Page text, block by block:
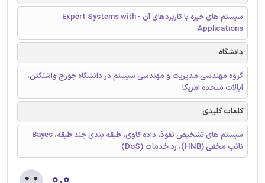
سیستم های خبره با کاربردهای آن - Expert Systems with
Applications
دانشگاه
گروه مهندسی مدیریت و مهندسی سیستم در دانشگاه جورج واشنگتن،
ایالات متحده آمریکا
کلمات کلیدی
سیستم های تشخیص نفوذ، داده کاوی، طبقه بندی چند طبقه، Bayes
نائب مخفی (HNB)، رد خدمات (DoS)